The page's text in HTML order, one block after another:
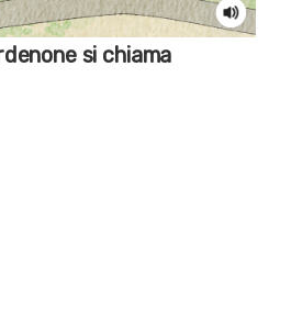
si chiama